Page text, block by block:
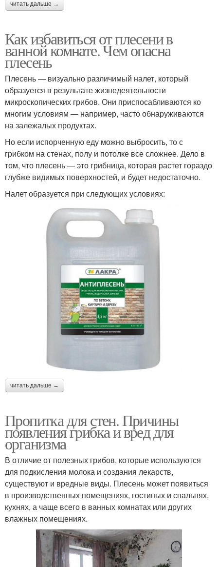
читать дальше →
Как избавиться от плесени в
ванной комнате. Чем опасна
плесень
Плесень — визуально различимый налет, который
образуется в результате жизнедеятельности
микроскопических грибов. Они приспосабливаются ко
многим условиям — например, часто обнаруживаются
на залежалых продуктах.
Но если испорченную еду можно выбросить, то с
грибком на стенах, полу и потолке все сложнее. Дело в
том, что плесень — это грибница, которая растет гораздо
глубже видимых поверхностей, и будет недостаточно.
Налет образуется при следующих условиях:
читать дальше →
Пропитка для стен. Причины
появления грибка и вред для
организма
В отличие от полезных грибов, которые используются
для подкисления молока и создания лекарств,
существуют и вредные виды. Плесень может появиться
в производственных помещениях, гостиных и спальнях,
кухнях, а чаще всего в ванных комнатах или других
влажных помещениях.